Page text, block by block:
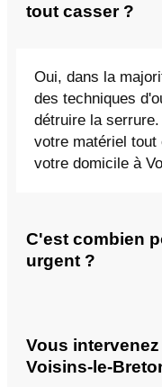
tout casser ?
Oui, dans la
des techniques
détruire la
votre matériel tout
votre domicile à
C'est combien
urgent ?
Vous
Voisins-le-